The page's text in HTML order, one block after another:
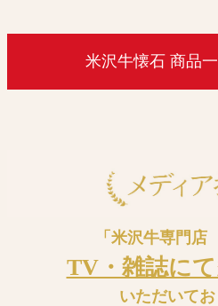
米沢牛懐石 商品
「米沢牛専門
TV・雑誌に
いただいてお